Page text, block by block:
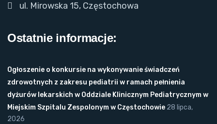
ul. Mirowska 15, Częstochowa
Ostatnie informacje:
Ogłoszenie o konkursie na wykonywanie świadczeń
zdrowotnych z zakresu pediatrii w ramach pełnienia
dyżurów lekarskich w Oddziale Klinicznym Pediatrycznym w
Miejskim Szpitalu Zespolonym w Częstochowie 28 lipca,
2026